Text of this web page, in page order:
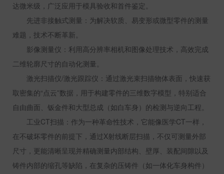
达微米级，广泛应用于模具验收和首件鉴定。
先进非接触式测量：为解决软质、易变形或微型零件的测量
难题，技术不断革新。
影像测量仪：利用高分辨率相机和图像处理技术，高效完成
二维轮廓尺寸的自动化测量。
激光扫描仪/激光跟踪仪：通过激光束扫描物体表面，快速获
取密集的“点云”数据，用于构建零件的三维数字模型，特别适合
自由曲面、钣金件和大型总成（如白车身）的检测与逆向工程。
工业CT扫描：作为一种革命性技术，它能像医学CT一样，
在不破坏零件的前提下，通过X射线断层扫描，不仅可测量外部
尺寸，更能清晰呈现并精确测量内部结构、壁厚、装配间隙以及
铸件内部的缩孔等缺陷，在复杂的压铸件（如一体化车身构件）